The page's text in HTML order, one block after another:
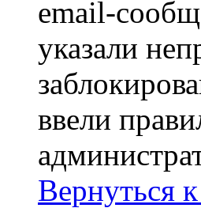
email-
указали
ввели
Вернуться